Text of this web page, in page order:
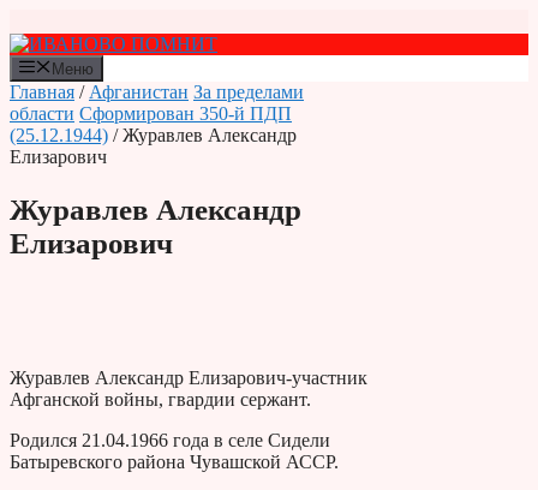
к
содержимому
Меню
Главная / Афганистан За пределами
области Сформирован 350-й ПДП
(25.12.1944) / Журавлев Александр
Елизарович
Журавлев Александр
Елизарович
Журавлев Александр Елизарович-участник
Афганской войны, гвардии сержант.
Родился 21.04.1966 года в селе Сидели
Батыревского района Чувашской АССР.